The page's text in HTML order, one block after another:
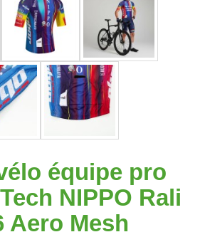
équipe pro
NIPPO Rali
Aero Mesh